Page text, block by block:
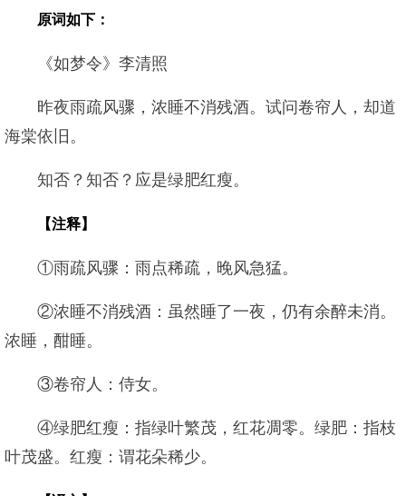
原词如下：
《如梦令》李清照
昨夜雨疏风骤，浓睡不消残酒。试问卷帘人，却道
海棠依旧。
知否？知否？应是绿肥红瘦。
【注释】
①雨疏风骤：雨点稀疏，晚风急猛。
②浓睡不消残酒：虽然睡了一夜，仍有余醉未消。
浓睡，酣睡。
③卷帘人：侍女。
④绿肥红瘦：指绿叶繁茂，红花凋零。绿肥：指枝
叶茂盛。红瘦：谓花朵稀少。